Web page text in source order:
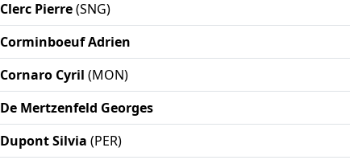
Clerc Pierre(SNG)
Corminboeuf Adrien
Cornaro Cyril (MON)
De Mertzenfeld Georges
Dupont Silvia (PER)